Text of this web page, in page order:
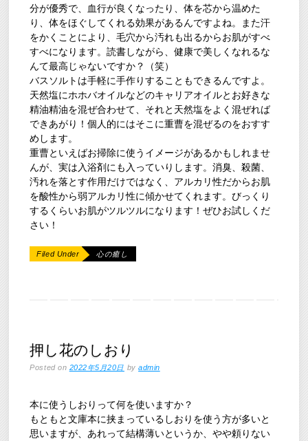
分が優秀で、血行が良くなったり、体を芯から温めた
り、体をほぐしてくれる効果があるんですよね。また汗
をかくことにより、毛穴から汚れも出るからお肌がすべ
すべになります。読書しながら、健康で美しくなれるな
んて最高じゃないですか？（笑）
バスソルトは手軽に手作りすることもできるんですよ。
天然塩にホホバオイルなどのキャリアオイルとお好きな
精油精油を混ぜ合わせて、それと天然塩をよく混ぜれば
できあがり！個人的にはそこに重曹を混ぜるのをおすす
めします。
重曹といえばお掃除に使うイメージがあるかもしれませ
んが、実は入浴剤にも入っていりします。消臭、殺菌、
汚れを落とす作用だけではなく、アルカリ性だからお肌
を酸性から弱アルカリ性に傾かせてくれます。びっくり
するくらいお肌がツルツルになります！ぜひお試しくだ
さい！
Filed Under 心の癒し
押し花のしおり
Posted on 2022年5月20日 byadmin
本に使うしおりって何を使いますか？
もともと文庫本に挟まっているしおりを使う方が多いと
思いますが、あれって結構薄いというか、やや頼りない